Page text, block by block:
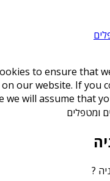
to ensure that
our website. If you
we will assume that
ומטפלים
?